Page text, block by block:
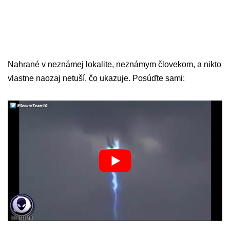
Nahrané v neznámej lokalite, neznámym človekom, a nikto
vlastne naozaj netuší, čo ukazuje. Posúďte sami: